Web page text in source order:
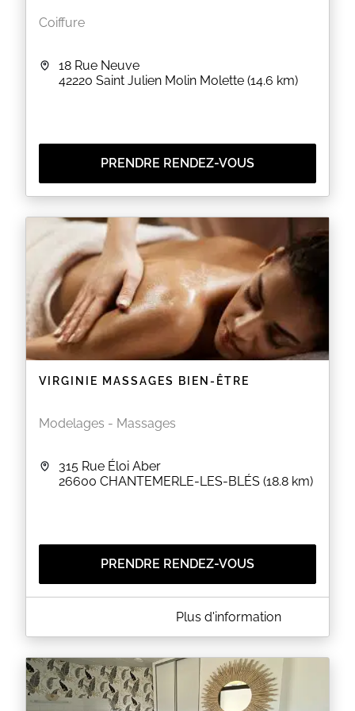
Coiffure
18 Rue Neuve
42220 Saint Julien Molin Molette (14.6 km)
PRENDRE RENDEZ-VOUS
VIRGINIE MASSAGES BIEN-ÊTRE
Modelages - Massages
315 Rue Éloi Aber
26600 CHANTEMERLE-LES-BLÉS (18.8 km)
PRENDRE RENDEZ-VOUS
A PROPOS DE VIRGINIE MASSAGES BIEN-ÊTRE
Heureuse que vous ayez eu la curiosité de visiter
A présent je vais me présenter. Je m'appelle
Virginie Guillaumot, j'ai été formée au massage
bien-être au centre de formation "A fleur de peau" à
Lyon avec pour finalité un diplôme RNCP de
Plus d'information